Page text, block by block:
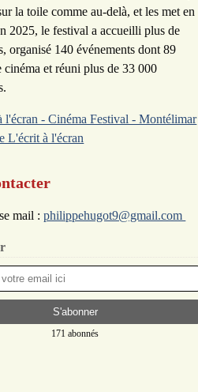
la toile comme au-delà, et les met en
2025, le festival a accueilli plus de
organisé 140 événements dont 89
cinéma et réuni plus de 33 000
l'écran - Cinéma Festival - Montélimar
L'écrit à l'écran
mail :philippehugot9@gmail.com
171 abonnés